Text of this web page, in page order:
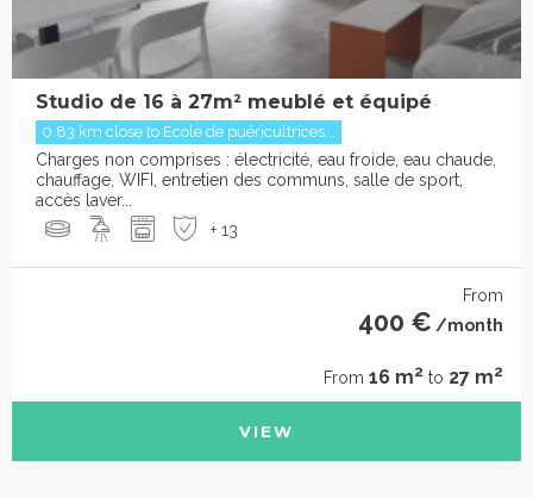
Studio de 16 à 27m² meublé et équipé
0.83 km close to Ecole de puéricultrices...
Charges non comprises : électricité, eau froide, eau chaude,
chauffage, WIFI, entretien des communs, salle de sport,
accès laver...
+ 13
From
400 € /month
From 16 m2 to 27 m2
VIEW